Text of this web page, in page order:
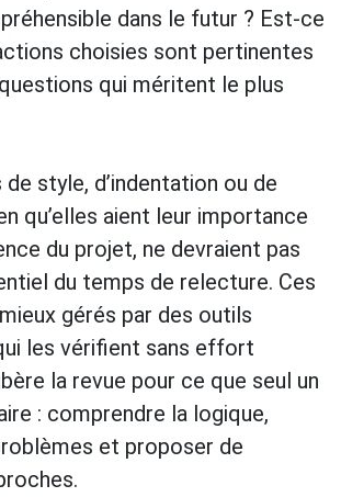
dans le futur ? Est-ce
choisies sont pertinentes
qui méritent le plus
style, d’indentation ou de
qu’elles aient leur importance
du projet, ne devraient pas
du temps de relecture. Ces
gérés par des outils
les vérifient sans effort
la revue pour ce que seul un
: comprendre la logique,
et proposer de